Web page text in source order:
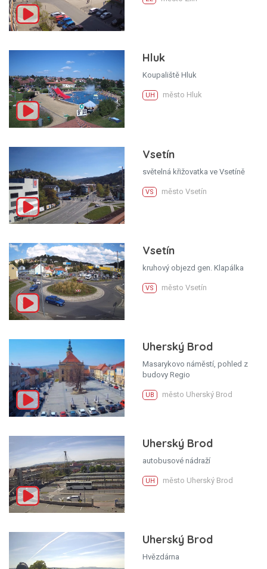
Hluk
Koupaliště Hluk
UH město Hluk
Vsetín
světelná křižovatka ve Vsetíně
VS město Vsetín
Vsetín
kruhový objezd gen. Klapálka
VS město Vsetín
Uherský Brod
Masarykovo náměstí, pohled z
budovy Regio
UB město Uherský Brod
Uherský Brod
autobusové nádraží
UH město Uherský Brod
Uherský Brod
Hvězdárna